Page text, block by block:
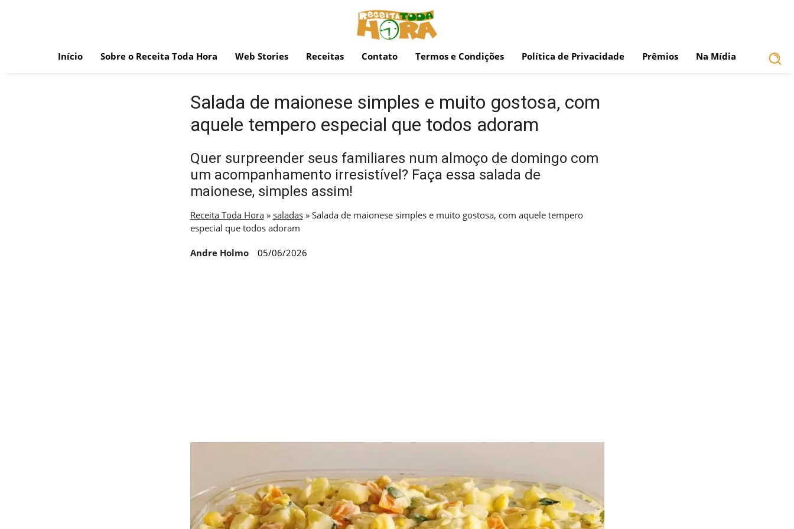
Início Sobre o Receita Toda Hora Web Stories Receitas Contato Termos e Condições Política de Privacidade Prêmios Na Mídia
Salada de maionese simples e muito gostosa, com
aquele tempero especial que todos adoram
Quer surpreender seus familiares num almoço de domingo com
um acompanhamento irresistível? Faça essa salada de
maionese, simples assim!
Receita Toda Hora» saladas» Salada de maionese simples e muito gostosa, com aquele tempero
especial que todos adoram
Andre Holmo 05/06/2026